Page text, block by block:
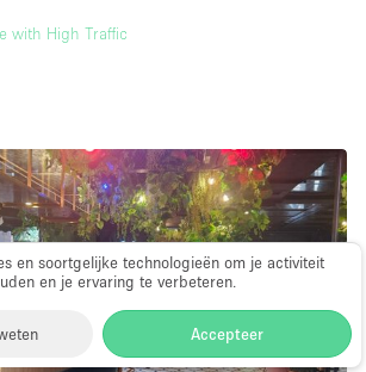
en soortgelijke technologieën om je activiteit
en je ervaring te verbeteren.
Accepteer
with High Traffic